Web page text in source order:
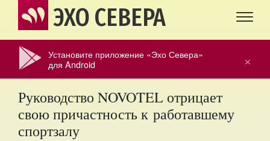
ЭХО СЕВЕРА
×
Установите приложение «Эхо Севера»
для Android
Руководство NOVOTEL отрицает
свою причастность к работавшему
спортзалу